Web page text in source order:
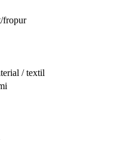
fropur
/ textil